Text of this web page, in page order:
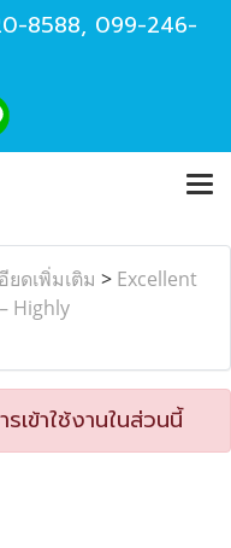
8588, 099-246-
ยดเพิ่มเติม > Excellent
Highly
เข้าใช้งานในส่วนนี้